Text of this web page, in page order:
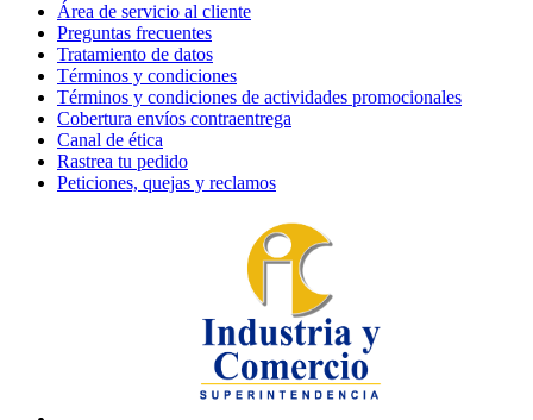
Área de servicio al cliente
Preguntas frecuentes
Tratamiento de datos
Términos y condiciones
Términos y condiciones de actividades promocionales
Cobertura envíos contraentrega
Canal de ética
Rastrea tu pedido
Peticiones, quejas y reclamos